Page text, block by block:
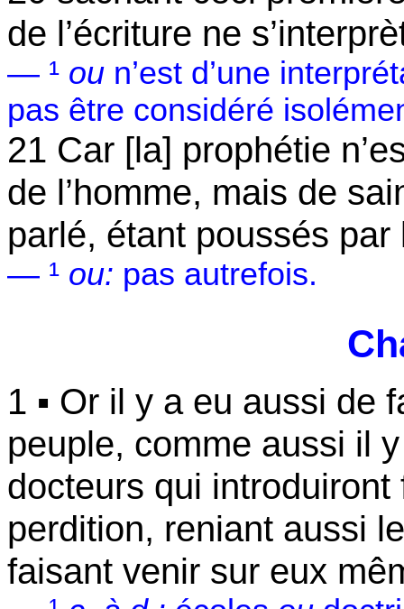
de l’écriture ne
— ¹ ou n’est d’une
pas être considéré
21 Car [la] prophétie
de l’homme, mais de
parlé, étant poussés par
— ¹ ou: pas autrefois.
1 ▪ Or il y a eu aussi de
peuple, comme aussi il
docteurs qui
perdition, reniant aussi
faisant venir sur eux